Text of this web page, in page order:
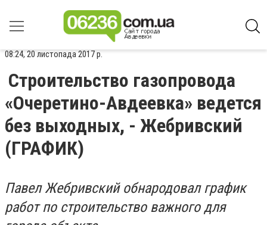
08:24, 20 листопада 2017 р.
Строительство газопровода
«Очеретино-Авдеевка» ведется
без выходных, - Жебривский
(ГРАФИК)
Павел Жебривский обнародовал график
работ по строительство важного для